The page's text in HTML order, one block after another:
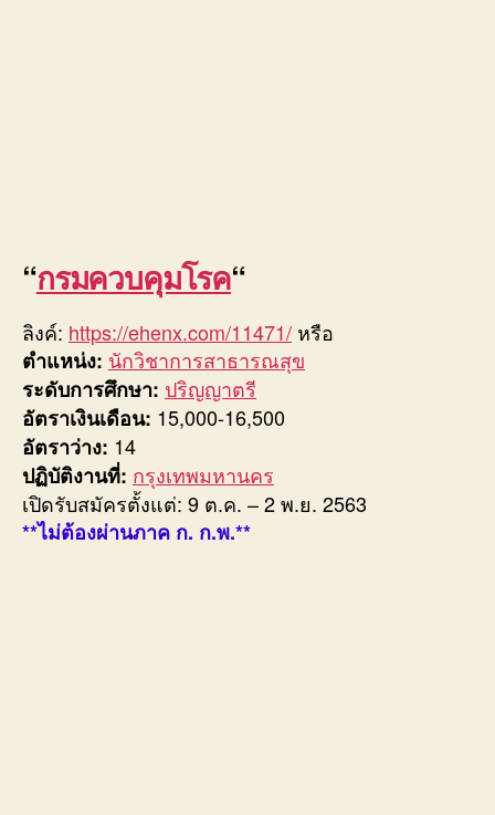
“กรมควบคุมโรค“
ลิงค์: https://ehenx.com/11471/ หรือ
ตำแหน่ง: นักวิชาการสาธารณสุข
ระดับการศึกษา: ปริญญาตรี
อัตราเงินเดือน: 15,000-16,500
อัตราว่าง: 14
ปฏิบัติงานที่: กรุงเทพมหานคร
เปิดรับสมัครตั้งแต่: 9 ต.ค. – 2 พ.ย. 2563
**ไม่ต้องผ่านภาค ก. ก.พ.**